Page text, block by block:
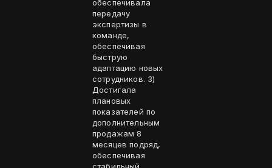
обеспечивала
передачу
экспертизы в
команде,
обеспечивая
быструю
адаптацию новых
сотрудников. 3)
Достигала
плановых
показателей по
дополнительным
продажам 8
месяцев подряд,
обеспечивая